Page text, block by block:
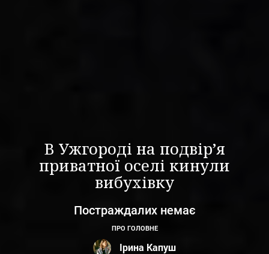
В Ужгороді на подвір’я
приватної оселі кинули
вибухівку
Постраждалих немає
ПРО ГОЛОВНЕ
Ірина Капуш